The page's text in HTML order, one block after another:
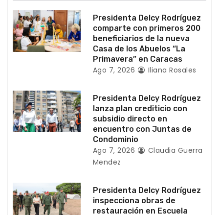
e
e
n
r
a
d
Presidenta Delcy Rodríguez
comparte con primeros 200
beneficiarios de la nueva
Casa de los Abuelos “La
Primavera” en Caracas
Ago 7, 2026 Iliana Rosales
Presidenta Delcy Rodríguez
lanza plan crediticio con
subsidio directo en
encuentro con Juntas de
Condominio
Ago 7, 2026
Claudia Guerra
Mendez
Presidenta Delcy Rodríguez
inspecciona obras de
restauración en Escuela